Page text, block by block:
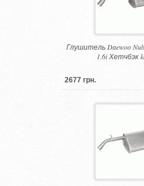
Глушитель Daewoo
1.6i Хетчбэк
2677 грн.